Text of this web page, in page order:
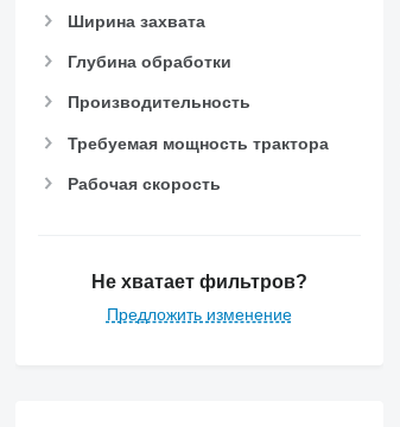
Ширина захвата
Глубина обработки
Производительность
Требуемая мощность трактора
Рабочая скорость
Не хватает фильтров?
Предложить изменение